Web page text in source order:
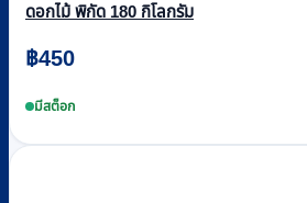
ดอกไม้ พิกัด 180 กิโลกรัม
฿450
มีสต็อก